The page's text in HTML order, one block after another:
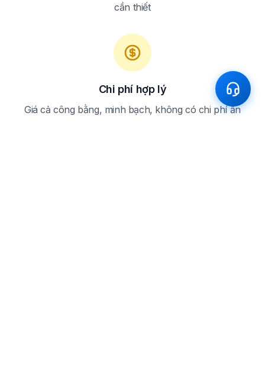
cần thiết
Chi phí hợp lý
Giá cả công bằng, minh bạch, không có chi phí ẩn